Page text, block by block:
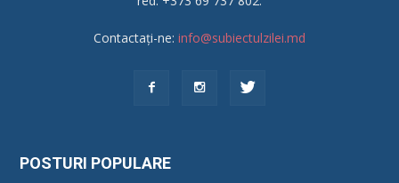
Contactați-ne: info@subiectulzilei.md
POSTURI POPULARE